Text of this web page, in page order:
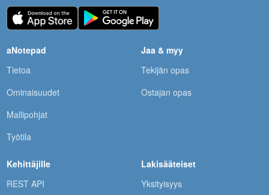
aNotepad
Tietoa
Ominaisuudet
Mallipohjat
Työtila
Jaa & myy
Tekijän opas
Ostajan opas
Kehittäjille
REST API
Lakisääteiset
Yksityisyys